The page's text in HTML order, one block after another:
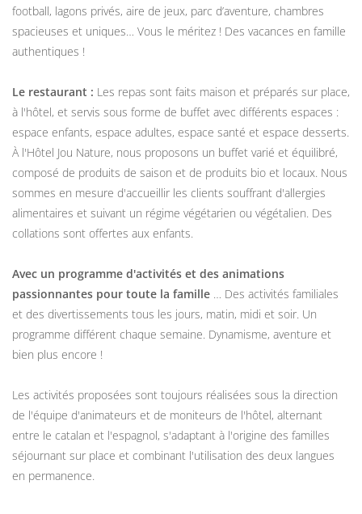
football, lagons privés, aire de jeux, parc d’aventure, chambres
spacieuses et uniques… Vous le méritez ! Des vacances en famille
authentiques !
Le restaurant : Les repas sont faits maison et préparés sur place,
à l'hôtel, et servis sous forme de buffet avec différents espaces :
espace enfants, espace adultes, espace santé et espace desserts.
À l'Hôtel Jou Nature, nous proposons un buffet varié et équilibré,
composé de produits de saison et de produits bio et locaux. Nous
sommes en mesure d'accueillir les clients souffrant d'allergies
alimentaires et suivant un régime végétarien ou végétalien. Des
collations sont offertes aux enfants.
Avec un programme d'activités et des animations
passionnantes pour toute la famille … Des activités familiales
et des divertissements tous les jours, matin, midi et soir. Un
programme différent chaque semaine. Dynamisme, aventure et
bien plus encore !
Les activités proposées sont toujours réalisées sous la direction
de l'équipe d'animateurs et de moniteurs de l'hôtel, alternant
entre le catalan et l'espagnol, s'adaptant à l'origine des familles
séjournant sur place et combinant l'utilisation des deux langues
en permanence.